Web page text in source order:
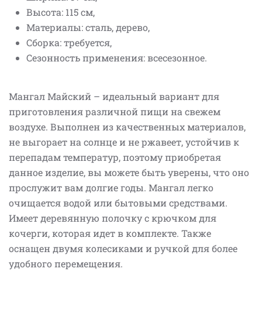
Высота: 115 см,
Материалы: сталь, дерево,
Сборка: требуется,
Сезонность применения: всесезонное.
Мангал Майский – идеальный вариант для
приготовления различной пищи на свежем
воздухе. Выполнен из качественных материалов,
не выгорает на солнце и не ржавеет, устойчив к
перепадам температур, поэтому приобретая
данное изделие, вы можете быть уверены, что оно
прослужит вам долгие годы. Мангал легко
очищается водой или бытовыми средствами.
Имеет деревянную полочку с крючком для
кочерги, которая идет в комплекте. Также
оснащен двумя колесиками и ручкой для более
удобного перемещения.